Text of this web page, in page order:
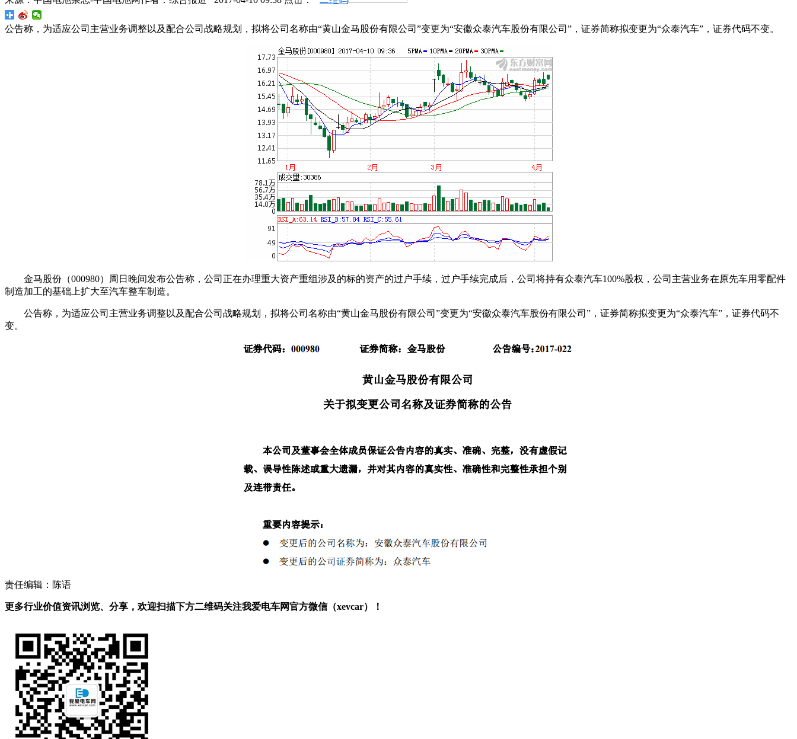
公告称，为适应公司主营业务调整以及配合公司战略规划，拟将公司名称由“黄山金马股份有限公司”变更为“安徽众泰汽车股份有限公司”，证券简称拟变更为“众泰汽车”，证券代码不变。
金马股份（000980）周日晚间发布公告称，公司正在办理重大资产重组涉及的标的资产的过户手续，过户手续完成后，公司将持有众泰汽车100%股权，公司主营业务在原先车用零配件
制造加工的基础上扩大至汽车整车制造。
公告称，为适应公司主营业务调整以及配合公司战略规划，拟将公司名称由“黄山金马股份有限公司”变更为“安徽众泰汽车股份有限公司”，证券简称拟变更为“众泰汽车”，证券代码不
变。
责任编辑：陈语
更多行业价值资讯浏览、分享，欢迎扫描下方二维码关注我爱电车网官方微信（xevcar）！